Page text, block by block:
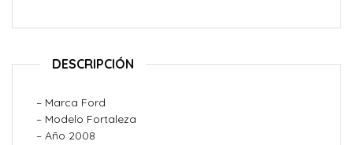
DESCRIPCIÓN
– Marca Ford
– Modelo Fortaleza
– Año 2008